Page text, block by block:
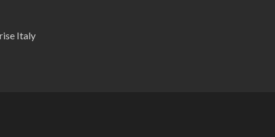
Italy